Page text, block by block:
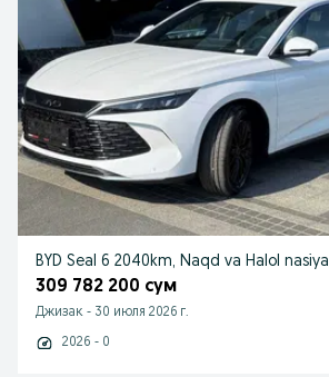
BYD Seal 6 2040km, Naqd va Halol nasiya
309 782 200 сум
Джизак - 30 июля 2026 г.
2026 - 0